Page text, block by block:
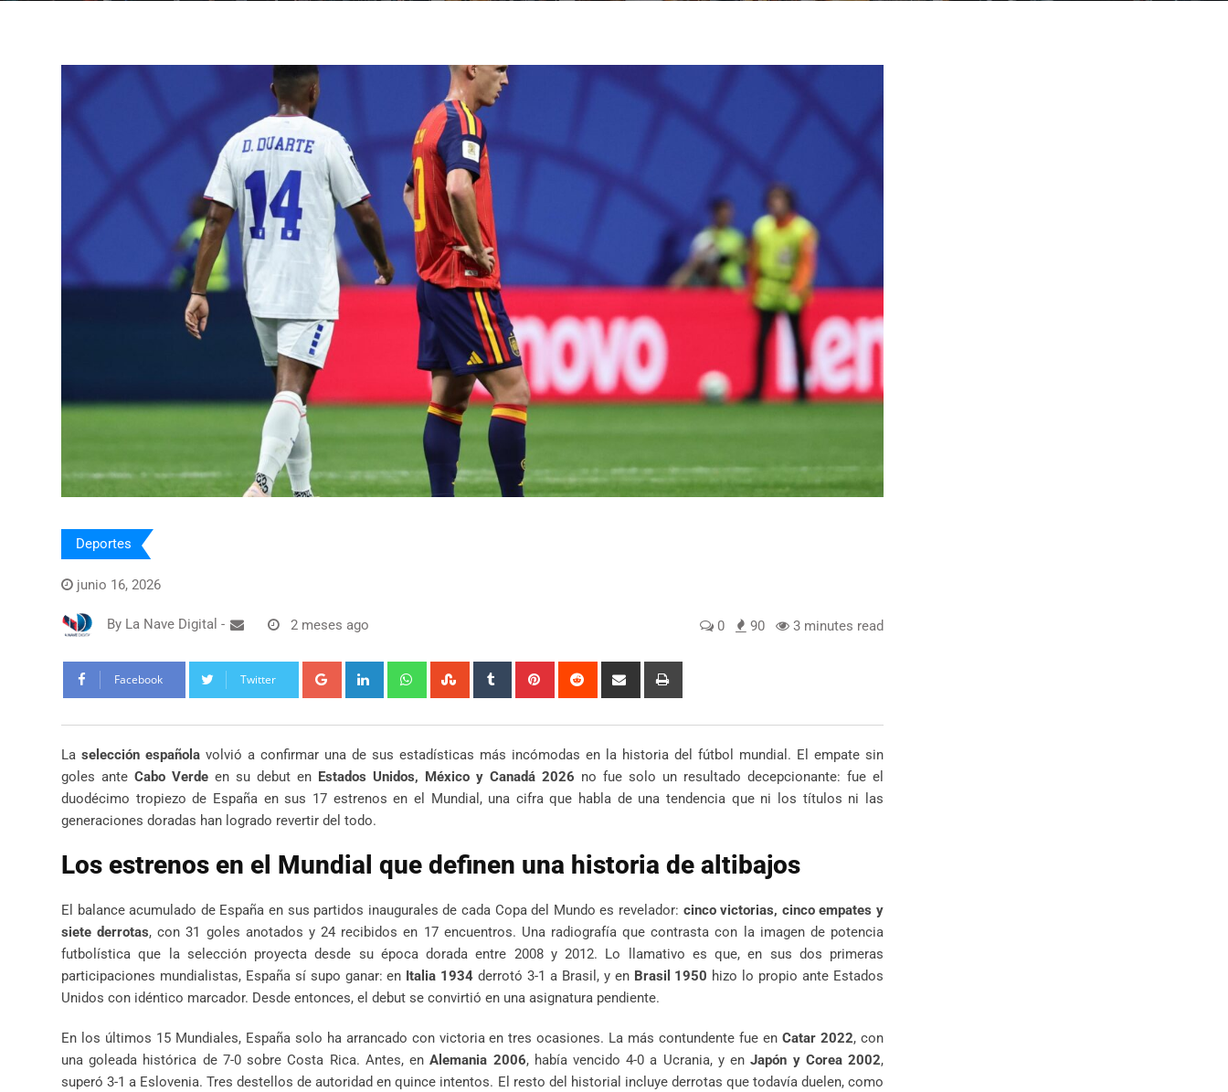
Deportes
junio 16, 2026
By La Nave Digital - 2 meses ago 0 90 3 minutes read
Facebook Twitter Google+ LinkedIn WhatsappStumbleUpon
Tumblr Pinterest Reddit
Share
La selección española volvió a confirmar una de sus estadísticas más incómodas en la historia del fútbol mundial. El empate sin
goles ante Cabo Verde en su debut en Estados Unidos, México y Canadá 2026 no fue solo un resultado decepcionante: fue el
duodécimo tropiezo de España en sus 17 estrenos en el Mundial, una cifra que habla de una tendencia que ni los títulos ni las
generaciones doradas han logrado revertir del todo.
Los estrenos en el Mundial que definen una historia de altibajos
El balance acumulado de España en sus partidos inaugurales de cada Copa del Mundo es revelador: cinco victorias, cinco empates y
siete derrotas, con 31 goles anotados y 24 recibidos en 17 encuentros. Una radiografía que contrasta con la imagen de potencia
futbolística que la selección proyecta desde su época dorada entre 2008 y 2012. Lo llamativo es que, en sus dos primeras
participaciones mundialistas, España sí supo ganar: en Italia 1934 derrotó 3-1 a Brasil, y en Brasil 1950 hizo lo propio ante Estados
Unidos con idéntico marcador. Desde entonces, el debut se convirtió en una asignatura pendiente.
En los últimos 15 Mundiales, España solo ha arrancado con victoria en tres ocasiones. La más contundente fue enCatar 2022, con
una goleada histórica de 7-0 sobre Costa Rica. Antes, enAlemania 2006, había vencido 4-0 a Ucrania, y enJapón y Corea 2002,
superó 3-1 a Eslovenia. Tres destellos de autoridad en quince intentos. El resto del historial incluye derrotas que todavía duelen, como